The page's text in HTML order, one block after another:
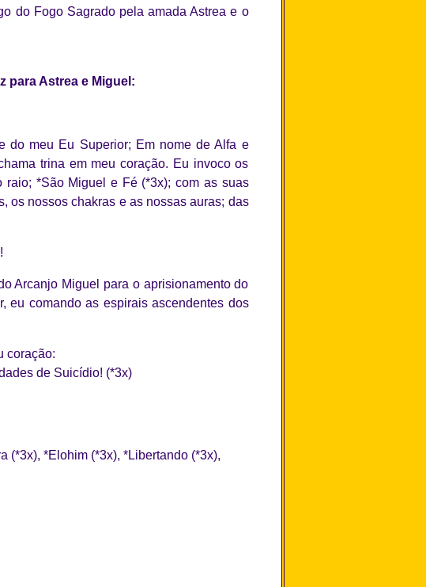
do Fogo Sagrado pela amada Astrea e o
para Astrea e Miguel:
do meu Eu Superior; Em nome de Alfa e
trina em meu coração. Eu invoco os
*São Miguel e Fé (*3x); com as suas
os nossos chakras e as nossas auras; das
Arcanjo Miguel para o aprisionamento do
eu comando as espirais ascendentes dos
coração:
de Suicídio! (*3x)
(*3x), *Elohim (*3x), *Libertando (*3x),